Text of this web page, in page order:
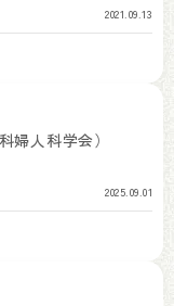
2021.09.13
婦人科学会）
2025.09.01